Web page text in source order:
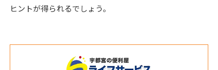
ヒントが得られるでしょう。